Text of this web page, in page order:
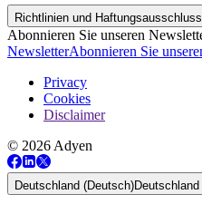
Richtlinien und Haftungsausschluss
Abonnieren Sie unseren
NewsletterAbonnieren Sie
Privacy
Cookies
Disclaimer
© 2026 Adyen
Deutschland (Deutsch)